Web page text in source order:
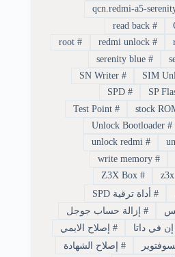
#
read back
#
redmi unlock
#
root
#
serenity blue
#
SN Writer
#
SPD
#
Test Point
#
Unlock Bootloader
#
unlock redmi
#
write memory
#
Z3X Box
# أداة ترقية SPD
# إزالة حساب جوجل
في داتا # إصلاح الايمي
# إصلاح الشهادة